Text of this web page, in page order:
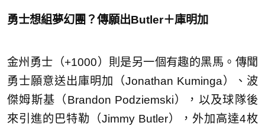
勇士想組夢幻團？傳願出Butler＋庫明加
金州勇士（+1000）則是另一個有趣的黑馬。傳聞
勇士願意送出庫明加（Jonathan Kuminga）、波
傑姆斯基（Brandon Podziemski），以及球隊後
來引進的巴特勒（Jimmy Butler），外加高達4枚